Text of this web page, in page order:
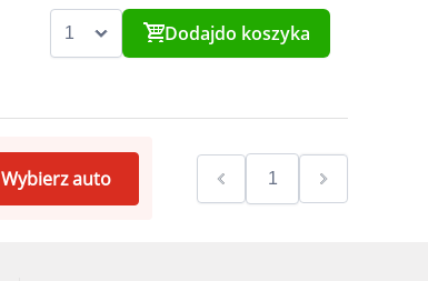
Dodajdo koszyka
Wybierz auto